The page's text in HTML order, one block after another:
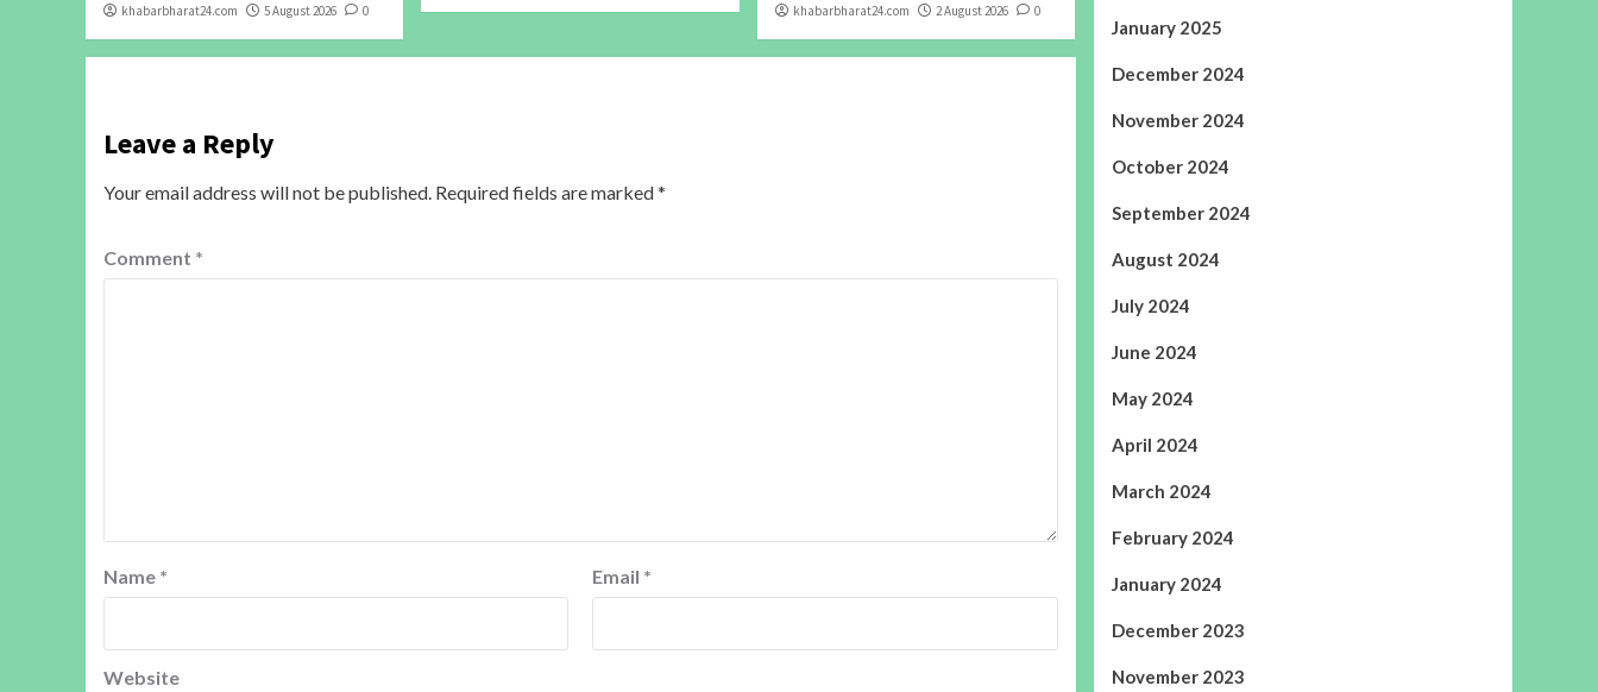
khabarbharat24.com 5 August 2026 0 khabarbharat24.com 2 August 2026 0
Leave a Reply
Your email address will not be published. Required fields are marked*
Comment *
Name * Email *
Website
January 2025
December 2024
November 2024
October 2024
September 2024
August 2024
July 2024
June 2024
May 2024
April 2024
March 2024
February 2024
January 2024
December 2023
November 2023